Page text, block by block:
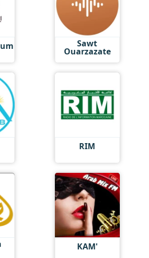
Sawt
Ouarzazate
RIM
KAM'